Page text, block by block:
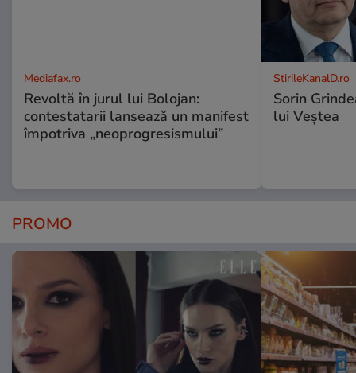
Mediafax.ro
Revoltă în jurul lui Bolojan:
contestatarii lansează un manifest
împotriva „neoprogresismului”
StirileKanalD.ro
Sorin
lui Veștea
PROMO